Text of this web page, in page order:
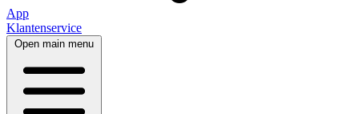
App
Klantenservice
Open main menu